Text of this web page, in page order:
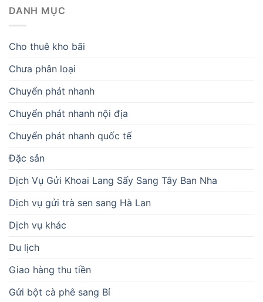
DANH MỤC
Cho thuê kho bãi
Chưa phân loại
Chuyển phát nhanh
Chuyển phát nhanh nội địa
Chuyển phát nhanh quốc tế
Đặc sản
Dịch Vụ Gửi Khoai Lang Sấy Sang Tây Ban Nha
Dịch vụ gửi trà sen sang Hà Lan
Dịch vụ khác
Du lịch
Giao hàng thu tiền
Gửi bột cà phê sang Bỉ